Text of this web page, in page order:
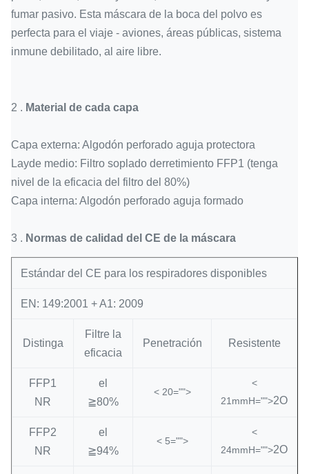
fumar pasivo. Esta máscara de la boca del polvo es
perfecta para el viaje - aviones, áreas públicas, sistema
inmune debilitado, al aire libre.
2 . Material de cada capa
Capa externa: Algodón perforado aguja protectora
Layde medio: Filtro soplado derretimiento FFP1 (tenga
nivel de la eficacia del filtro del 80%)
Capa interna: Algodón perforado aguja formado
3 . Normas de calidad del CE de la máscara
Estándar del CE para los respiradores disponibles
EN: 149:2001 + A1: 2009
Distinga
Filtre la
eficacia
Penetración Resistente
FFP1
NR
el
≧80%
< 20="">
<
21mmH="">2O
FFP2
NR
el
≧94%
< 5="">
<
24mmH="">2O